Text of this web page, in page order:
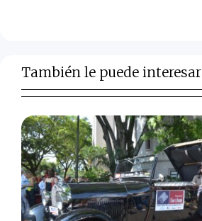
También le puede interesar